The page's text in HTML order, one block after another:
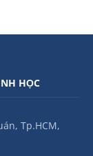
HỌC
Tp.HCM,